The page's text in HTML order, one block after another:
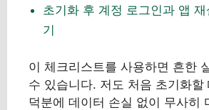
초기화 후 계정 로그인과 앱
기
이 체크리스트를 사용하면 흔한
수 있습니다. 저도 처음 초기화할
덕분에 데이터 손실 없이 무사히